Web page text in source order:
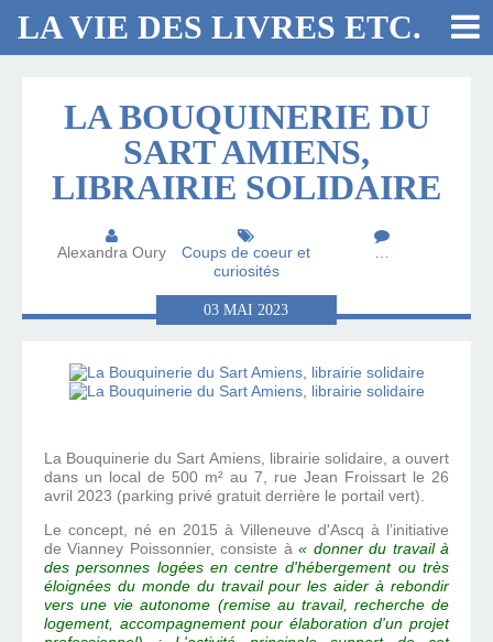
LA VIE DES LIVRES ETC.
LA BOUQUINERIE DU
SART AMIENS,
LIBRAIRIE SOLIDAIRE
Alexandra Oury
Coups de coeur et
curiosités
…
03MAI2023
La Bouquinerie du Sart Amiens, librairie solidaire, a ouvert
dans un local de 500 m² au 7, rue Jean Froissart le 26
avril 2023 (parking privé gratuit derrière le portail vert).
Le concept, né en 2015 à Villeneuve d'Ascq à l’initiative
de Vianney Poissonnier, consiste à« donner du travail à
des personnes logées en centre d'hébergement ou très
éloignées du monde du travail pour les aider à rebondir
vers une vie autonome (remise au travail, recherche de
logement, accompagnement pour élaboration d'un projet